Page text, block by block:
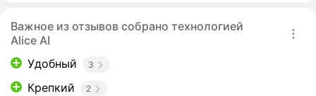
Важное из отзывов собрано технологией
Alice AI
Удобный
3
Крепкий 2